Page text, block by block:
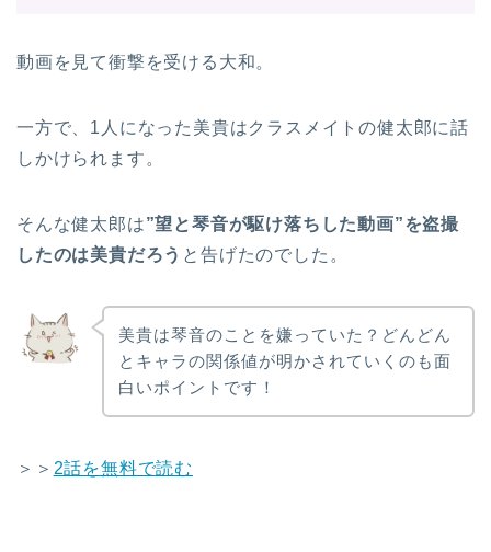
動画を見て衝撃を受ける大和。
一方で、1人になった美貴はクラスメイトの健太郎に話
しかけられます。
そんな健太郎は”望と琴音が駆け落ちした動画”を盗撮
したのは美貴だろう と告げたのでした。
美貴は琴音のことを嫌っていた？どんどん
とキャラの関係値が明かされていくのも面
白いポイントです！
＞＞ 2話を無料で読む